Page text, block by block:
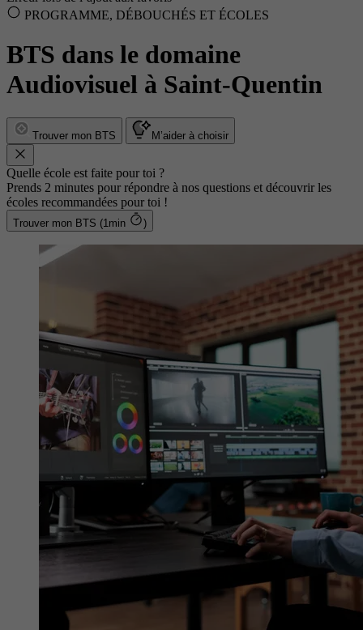
PROGRAMME, DÉBOUCHÉS ET ÉCOLES
BTS dans le domaine
Audiovisuel à Saint-Quentin
Trouver mon BTS M’aider à choisir
Quelle école est faite pour toi ?
Prends 2 minutes pour répondre à nos questions et découvrir les
écoles recommandées pour toi !
Trouver mon BTS (1min )